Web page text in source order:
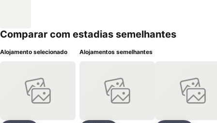
Comparar com estadias semelhantes
Alojamento selecionado Alojamentos semelhantes